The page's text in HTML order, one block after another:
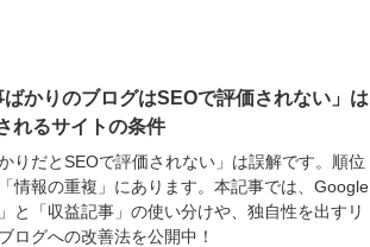
ばかりのブログはSEOで評価されない」は
れるサイトの条件
りだとSEOで評価されない」は誤解です。順位
情報の重複」にあります。本記事では、Google
と「収益記事」の使い分けや、独自性を出すリ
ログへの改善法を公開中！